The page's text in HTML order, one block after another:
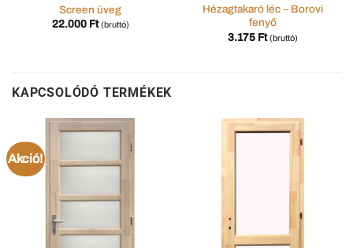
Screen üveg
22.000 Ft (bruttó)
Hézagtakaró léc – Borovi
fenyő
3.175 Ft (bruttó)
KAPCSOLÓDÓ TERMÉKEK
Akció!